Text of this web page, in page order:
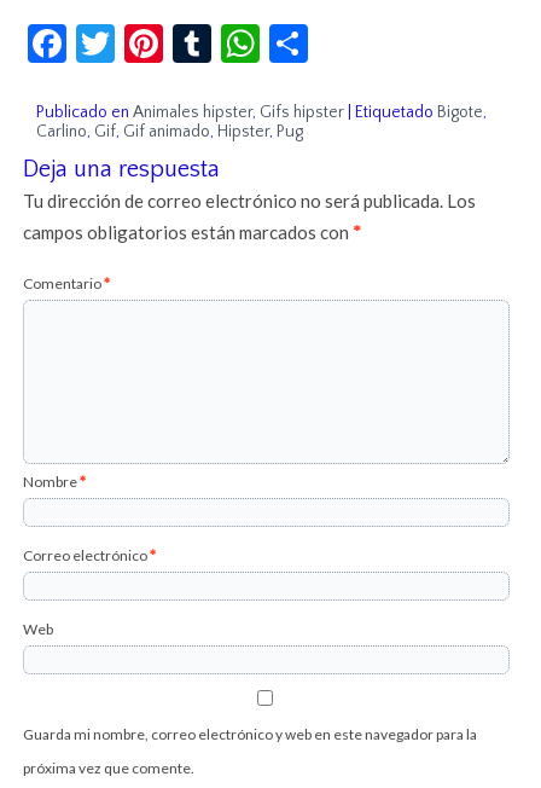
Facebook
Twitter
Pinterest
TumblrWhatsApp
Publicado en Animales hipster, Gifs hipster Etiquetado Bigote,
Carlino, Gif, Gif animado, Hipster, Pug
Deja una respuesta
Tu dirección de correo electrónico no será publicada. Los
campos obligatorios están marcados con*
Comentario*
Nombre*
Correo electrónico*
Web
Guarda mi nombre, correo electrónico y web en este navegador para la
próxima vez que comente.